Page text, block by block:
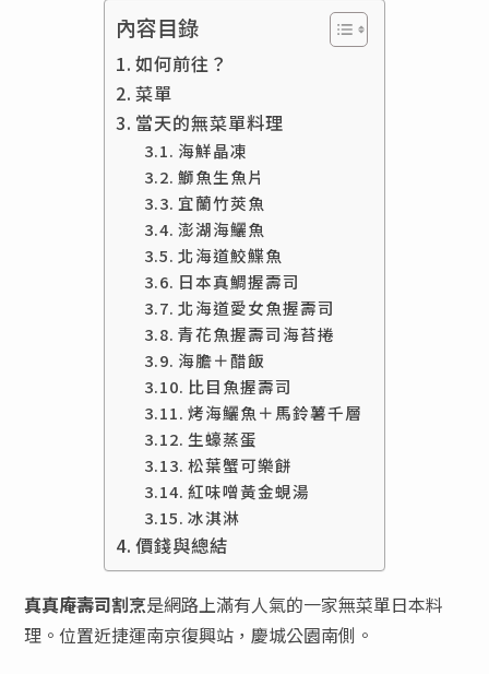
內容目錄
如何前往？
菜單
當天的無菜單料理
海鮮晶凍
鰤魚生魚片
宜蘭竹莢魚
澎湖海鱺魚
北海道鮫鰈魚
日本真鯛握壽司
北海道愛女魚握壽司
青花魚握壽司海苔捲
海膽＋醋飯
比目魚握壽司
烤海鱺魚＋馬鈴薯千層
生蠔蒸蛋
松葉蟹可樂餅
紅味噌黃金蜆湯
冰淇淋
價錢與總結
真真庵壽司割烹是網路上滿有人氣的一家無菜單日本料
理。位置近捷運南京復興站，慶城公園南側。